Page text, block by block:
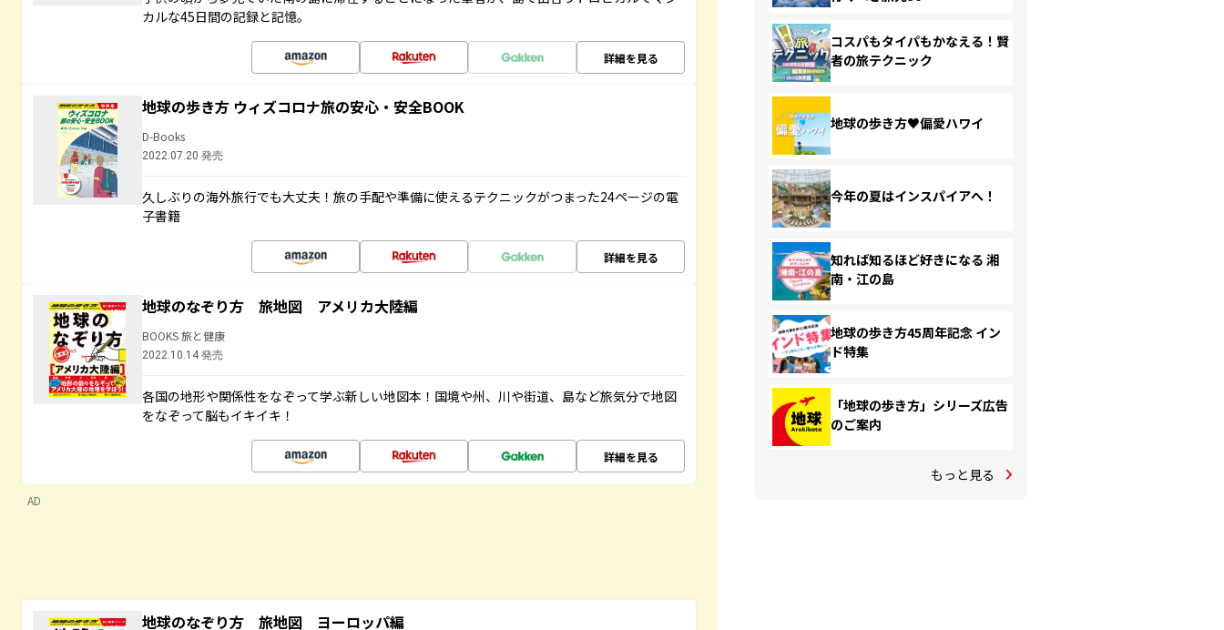
カルな45日間の記録と記憶。
詳細を見る
地球の歩き方 ウィズコロナ旅の安心・安全BOOK
D-Books
2022.07.20 発売
久しぶりの海外旅行でも大丈夫！旅の手配や準備に使えるテクニックがつまった24ページの電
子書籍
詳細を見る
地球のなぞり方 旅地図 アメリカ大陸編
BOOKS 旅と健康
2022.10.14 発売
各国の地形や関係性をなぞって学ぶ新しい地図本！国境や州、川や街道、島など旅気分で地図
をなぞって脳もイキイキ！
詳細を見る
AD
地球のなぞり方 旅地図 ヨーロッパ編
コスパもタイパもかなえる！賢
者の旅テクニック
地球の歩き方♥偏愛ハワイ
今年の夏はインスパイアへ！
知れば知るほど好きになる 湘
南・江の島
地球の歩き方45周年記念 イン
ド特集
「地球の歩き方」シリーズ広告
のご案内
もっと見る